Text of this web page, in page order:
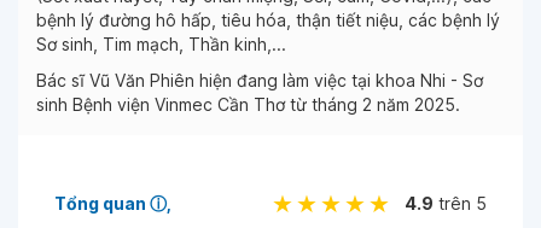
bệnh lý đường hô hấp, tiêu hóa, thận tiết niệu, các bệnh lý
Sơ sinh, Tim mạch, Thần kinh,...
Bác sĩ Vũ Văn Phiên hiện đang làm việc tại khoa Nhi - Sơ
sinh Bệnh viện Vinmec Cần Thơ từ tháng 2 năm 2025.
Tổng quan ⓘ 4.9 trên 5